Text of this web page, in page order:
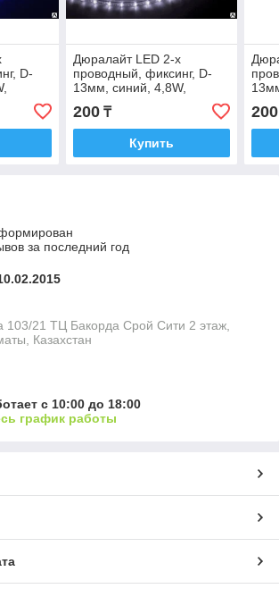
D-
Дюралайт LED 2-х
проводный, фиксинг, D-
13мм, синий, 4,8W,
кратность резки
200₸
Купить
200
за последний год
103/21 ТЦ Бакорда Срой Сити 2 этаж,
Казахстан
с 10:00 до 18:00
график работы